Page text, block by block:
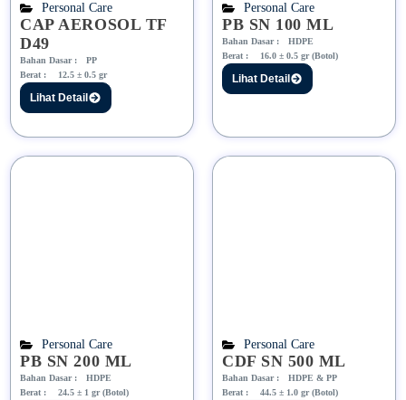
Personal Care
CAP AEROSOL TF
D49
Bahan Dasar :
PP
Berat :
12.5 ± 0.5 gr
Lihat Detail
Personal Care
PB SN 100 ML
Bahan Dasar :
HDPE
Berat :
16.0 ± 0.5 gr (Botol)
Lihat Detail
Personal Care
PB SN 200 ML
Bahan Dasar :
HDPE
Berat :
24.5 ± 1 gr (Botol)
Personal Care
CDF SN 500 ML
Bahan Dasar :
HDPE & PP
Berat :
44.5 ± 1.0 gr (Botol)